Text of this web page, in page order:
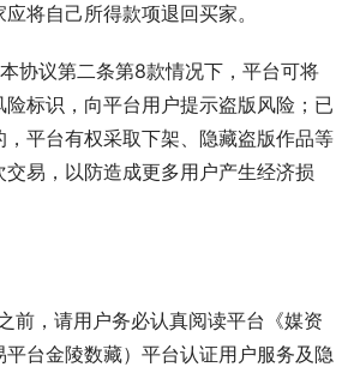
将自己所得款项退回买家。
协议第二条第8款情况下，平台可将
标识，向平台用户提示盗版风险；已
平台有权采取下架、隐藏盗版作品等
易，以防造成更多用户产生经济损
前，请用户务必认真阅读平台《媒资
台金陵数藏）平台认证用户服务及隐